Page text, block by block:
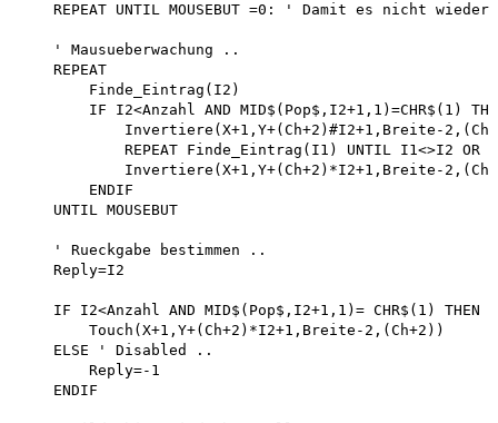
REPEAT UNTIL MOUSEBUT =0: ' Damit es nicht wieder
    ' Mausueberwachung ..
    REPEAT
        Finde_Eintrag(I2)
IF I2<Anzahl AND MID$(Pop$,I2+1,1)=CHR$(1)
Invertiere(X+1,Y+(Ch+2)#I2+1,Breite-
REPEAT Finde_Eintrag(I1) UNTIL I1<>I2 OR
Invertiere(X+1,Y+(Ch+2)*I2+1,Breite-
        ENDIF
    UNTIL MOUSEBUT
    ' Rueckgabe bestimmen ..
    Reply=I2
    IF I2<Anzahl AND MID$(Pop$,I2+1,1)= CHR$(1) THEN
        Touch(X+1,Y+(Ch+2)*I2+1,Breite-2,(Ch+2))
    ELSE ' Disabled ..
        Reply=-1
    ENDIF